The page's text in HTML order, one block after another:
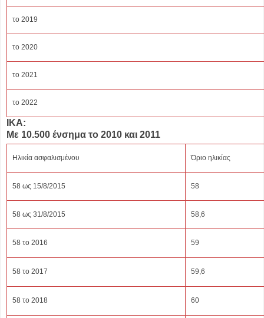
το 2019
το 2020
το 2021
το 2022
ΙΚΑ:
Με 10.500 ένσημα το 2010 και 2011
Ηλικία ασφαλισμένου Όριο ηλικίας
58 ως 15/8/2015 58
58 ως 31/8/2015 58,6
58 το 2016 59
58 το 2017 59,6
58 το 2018 60